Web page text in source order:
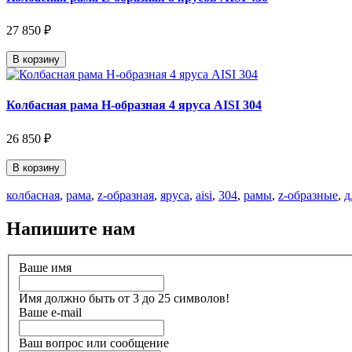
27 850 ₽
В корзину
Колбасная рама Н-образная 4 яруса AISI 304
26 850 ₽
В корзину
колбасная, рама, z-образная, яруса, aisi, 304, рамы, z-образные,
Напишите нам
Ваше имя
Имя должно быть от 3 до 25 символов!
Ваше e-mail
Ваш вопрос или сообщение